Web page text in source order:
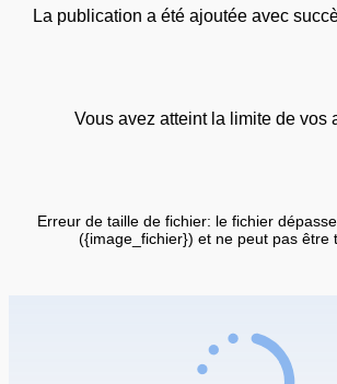
La publication a été ajoutée avec
Vous avez atteint la limite de vos
Erreur de taille de fichier: le fichier
({image_fichier}) et ne peut pas être